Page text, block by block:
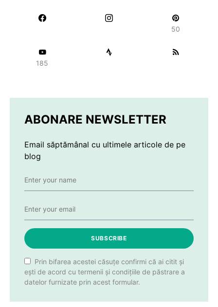
50
185
ABONARE NEWSLETTER
Email săptămânal cu ultimele articole de pe
blog
SUBSCRIBE
Prin bifarea acestei căsuțe confirmi că ai citit și
ești de acord cu termenii și condițiile de păstrare a
datelor furnizate prin acest formular.